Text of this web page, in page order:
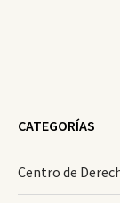
CATEGORÍAS
Centro de